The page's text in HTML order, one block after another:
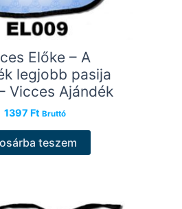
Előke – A
legjobb pasija
Vicces Ajándék
1397 Ft Bruttó
teszem